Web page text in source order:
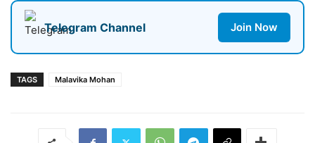
Telegram Channel Join Now
TAGS Malavika Mohan